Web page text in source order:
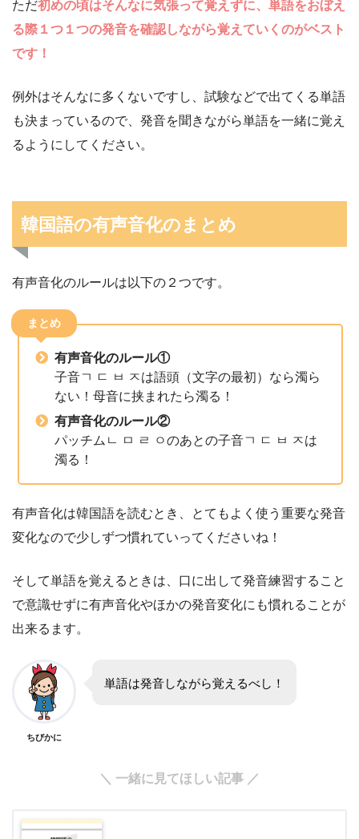
ただ初めの頃はそんなに気張って覚えずに、単語をおぼえ
る際１つ１つの発音を確認しながら覚えていくのがベスト
です！
例外はそんなに多くないですし、試験などで出てくる単語
も決まっているので、発音を聞きながら単語を一緒に覚え
るようにしてください。
韓国語の有声音化のまとめ
有声音化のルールは以下の２つです。
まとめ
有声音化のルール①
子音ㄱ ㄷ ㅂ ㅈは語頭（文字の最初）なら濁ら
ない！母音に挟まれたら濁る！
有声音化のルール②
パッチムㄴ ㅁ ㄹ ㅇのあとの子音ㄱ ㄷ ㅂ ㅈは
濁る！
有声音化は韓国語を読むとき、とてもよく使う重要な発音
変化なので少しずつ慣れていってくださいね！
そして単語を覚えるときは、口に出して発音練習すること
で意識せずに有声音化やほかの発音変化にも慣れることが
出来るます。
ちびかに
単語は発音しながら覚えるべし！
＼ 一緒に見てほしい記事 ／